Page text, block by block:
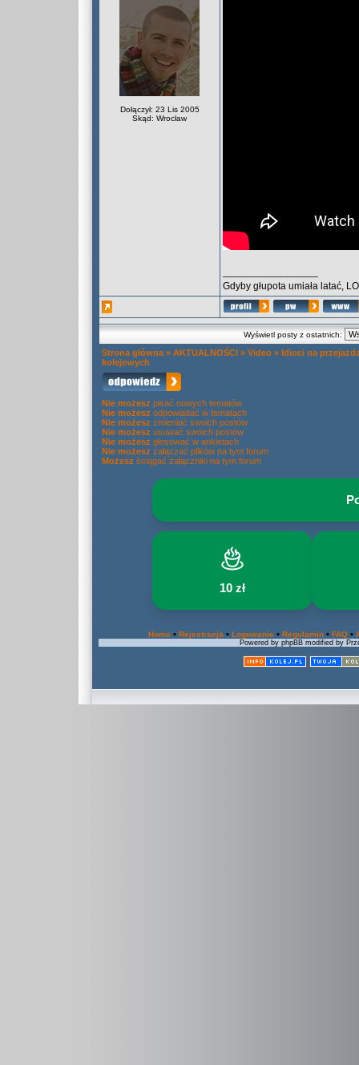
Dołączył: 23 Lis 2005
Skąd: Wrocław
Gdyby głupota umiała latać,
Wyświetl posty z ostatnich:
Strona główna » AKTUALNOŚCI » Video » Idioci na
kolejowych
Nie możesz pisać nowych tematów
Nie możesz odpowiadać w tematach
Nie możesz zmieniać swoich postów
Nie możesz usuwać swoich postów
Nie możesz głosować w ankietach
Nie możesz załączać plików na tym forum
Możesz ściągać załączniki na tym forum
10 zł
Home • Rejestracja • Logowanie • Regulamin • FAQ •
Powered by phpBB modified by